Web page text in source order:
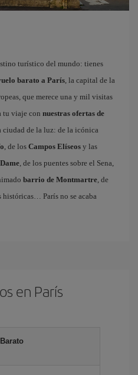
turístico del mundo: tienes
barato a París, la capital de la
que merece una y mil visitas
tu viaje con nuestras ofertas de
ciudad de la luz: de la icónica
, de los Campos Elíseos y las
, de los puentes sobre el Sena,
barrio de Montmartre, de
históricas… París no se acaba
en París